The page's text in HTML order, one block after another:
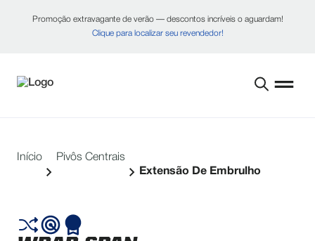
Promoção extravagante de verão — descontos incríveis o aguardam!
Clique para localizar seu revendedor!
Início
Pivôs Centrais
Extensão De Embrulho